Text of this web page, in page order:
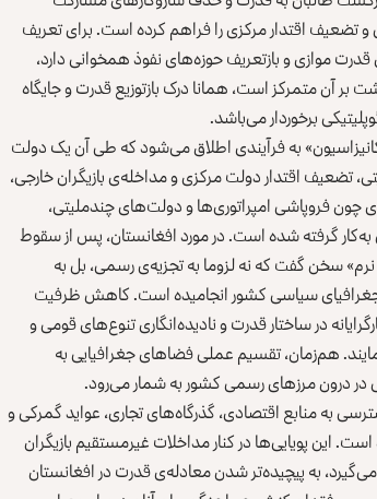
اقتدار مرکزی را فراهم کرده است. برای تعریف
موازی و بازتعریف حوزه‌های نفوذ همخوانی دارد،
بر آن متمرکز است، همانا درک بازتوزیع قدرت و جایگاه
برخوردار می‌باشد.
به فرآیندی اطلاق می‌شود که طی آن یک دولت
اقتدار دولت مرکزی و مداخله‌ی بازیگران خارجی،
فروپاشی امپراتوری‌ها و دولت‌های چندملیتی،
گرفته شده است. در مورد افغانستان، پس از سقوط
نرم» سخن گفت که نه لزوما به تجزیه‌ی رسمی، بل به
سیاسی کشور انجامیده است. کاهش ظرفیت
در ساختار قدرت و نادیده‌انگاری تنوع‌های قومی و
هم‌زمان، تقسیم عملی فضاهای جغرافیایی به
درون مرزهای رسمی کشور به‌ شمار می‌رود.
به منابع اقتصادی، گذرگاه‌های تجاری، عواید گمرکی و
این پویایی‌ها در کنار مداخلات غیرمستقیم بازیگران
به پیچیده‌تر شدن معادله‌ی قدرت در افغانستان